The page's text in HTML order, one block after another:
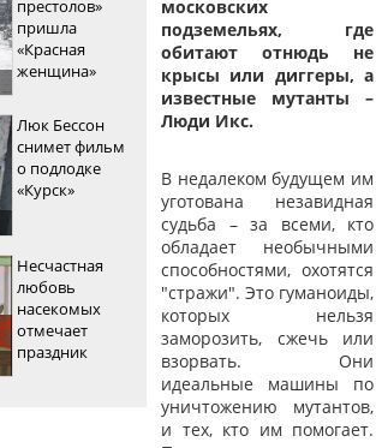
престолов»
пришла
«Красная
женщина»
Люк Бессон
снимет фильм
о подлодке
«Курск»
Несчастная
любовь
насекомых
отмечает
праздник
московских
подземельях, где
обитают отнюдь не
крысы или диггеры, а
известные мутанты –
Люди Икс.
В недалеком будущем им
уготована незавидная
судьба – за всеми, кто
обладает необычными
способностями, охотятся
"стражи". Это гуманоиды,
которых нельзя
заморозить, сжечь или
взорвать. Они
идеальные машины по
уничтожению мутантов,
и тех, кто им помогает.